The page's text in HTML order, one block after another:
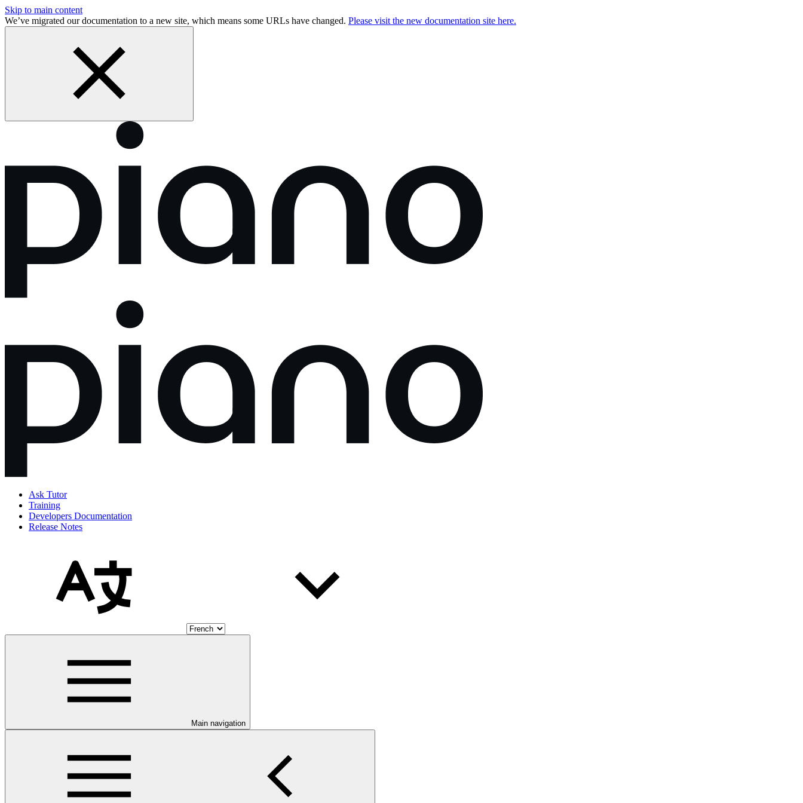
Skip to main content
We’ve migrated our documentation to a new site, which means some URLs have changed. Please visit the new documentation site here.
Ask Tutor
Training
Developers Documentation
Release Notes
Main navigation